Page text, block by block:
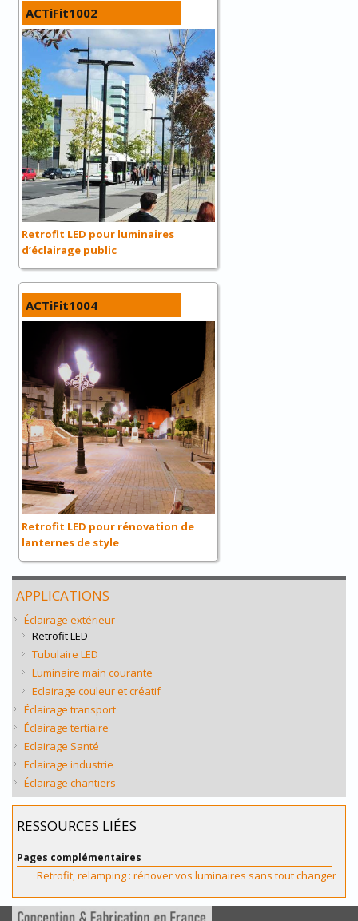
ACTiFit1002
Retrofit LED pour luminaires
d’éclairage public
ACTiFit1004
Retrofit LED pour rénovation de
lanternes de style
APPLICATIONS
Éclairage extérieur
Retrofit LED
Tubulaire LED
Luminaire main courante
Eclairage couleur et créatif
Éclairage transport
Éclairage tertiaire
Eclairage Santé
Eclairage industrie
Éclairage chantiers
RESSOURCES LIÉES
Pages complémentaires
Retrofit, relamping : rénover vos luminaires sans tout changer